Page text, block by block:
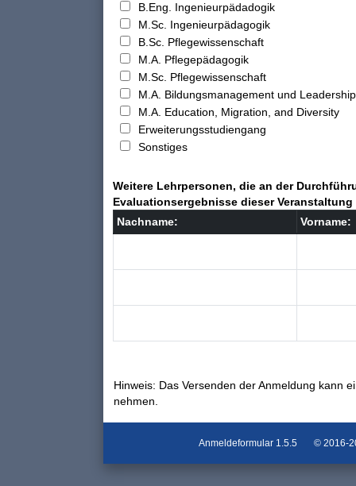
B.Eng. Ingenieurpädadogik
M.Sc. Ingenieurpädagogik
B.Sc. Pflegewissenschaft
M.A. Pflegepädagogik
M.Sc. Pflegewissenschaft
M.A. Bildungsmanagement und
M.A. Education, Migration, and Diversity
Erweiterungsstudiengang
Sonstiges
Weitere Lehrpersonen, die an der
Evaluationsergebnisse dieser
Nachname:
Vorname:
Hinweis: Das Versenden der Anmeldung kann
nehmen.
Anmeldeformular 1.5.5 © 2016-